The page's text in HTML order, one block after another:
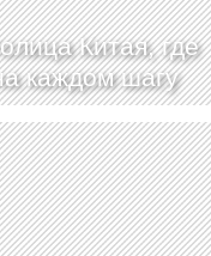
Китая, где
каждом шагу